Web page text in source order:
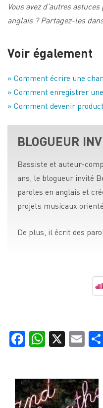
Vous avez d’autres
anglais ? Partagez-les
Voir également
» Comment écrire une
» Comment enregistrer
» Comment devenir
BLOGUEUR
Bassiste et auteur-
ans, le blogueur invité
paroles en anglais et
projets musicaux
De plus, il écrit des
FacebookWhatsApp Email